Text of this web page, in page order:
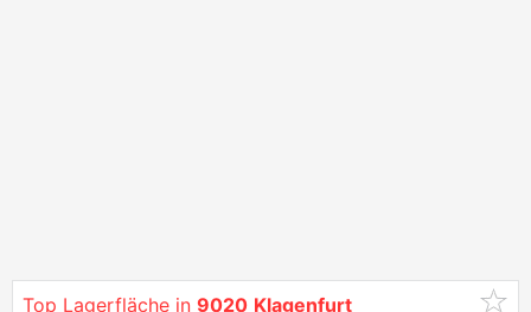
Top Lagerfläche in 9020 Klagenfurt